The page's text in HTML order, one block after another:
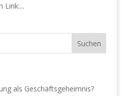
Link:...
als Geschäftsgeheimnis?